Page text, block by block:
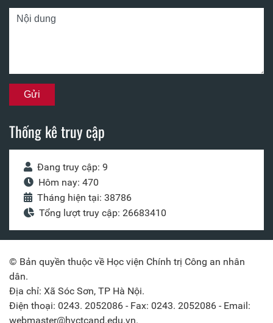
Thống kê truy cập
Đang truy cập: 9
Hôm nay: 470
Tháng hiện tại: 38786
Tổng lượt truy cập: 26683410
© Bản quyền thuộc về Học viện Chính trị Công an nhân
dân.
Địa chỉ: Xã Sóc Sơn, TP Hà Nội.
Điện thoại: 0243. 2052086 - Fax: 0243. 2052086 - Email:
webmaster@hvctcand.edu.vn.